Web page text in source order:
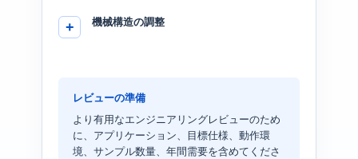
機械構造の調整
レビューの準備
より有用なエンジニアリングレビューのため
に、アプリケーション、目標仕様、動作環
境、サンプル数量、年間需要を含めてくださ